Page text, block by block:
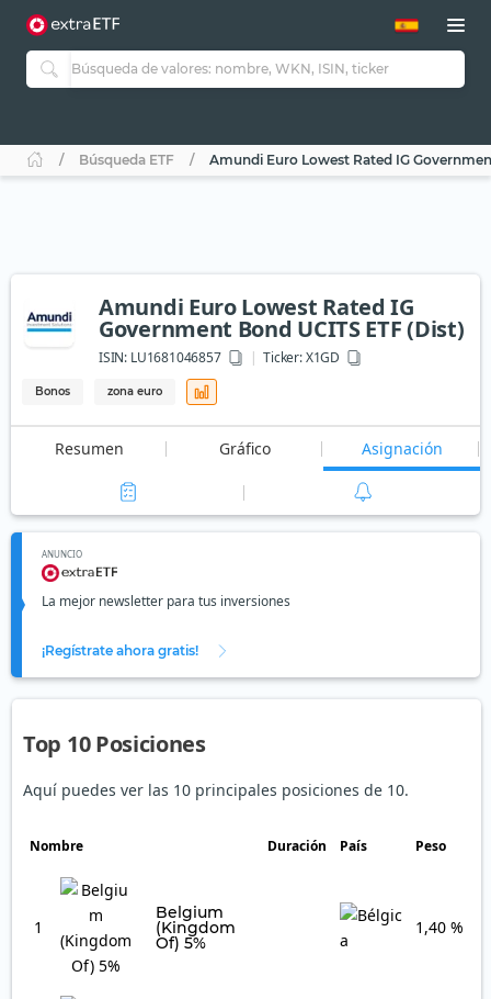
Búsqueda ETF Amundi Euro Lowest Rated IG
Amundi Euro Lowest Rated IG
Government Bond UCITS ETF (Dist)
ISIN: LU1681046857 Ticker:X1GD
Bonos zona euro
Resumen Gráfico Asignación
ANUNCIO
La mejor newsletter para tus inversiones
¡Regístrate ahora gratis!
Top 10 Posiciones
Aquí puedes ver las 10 principales posiciones de 10.
Nombre Duración País Peso
1
Belgium
(Kingdom
Of) 5%
1,40 %